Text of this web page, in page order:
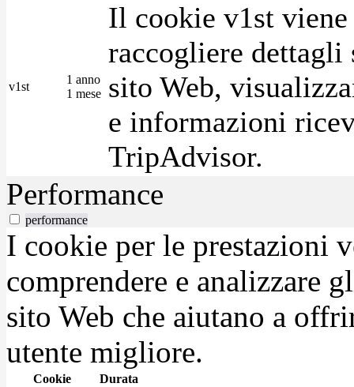
v1st
1 anno
1 mese
Il cookie v1st
raccogliere
sito Web,
e informazioni
TripAdvisor.
Performance
performance
I cookie per le prestazioni
comprendere e analizzare
sito Web che aiutano a
utente migliore.
Cookie Durata